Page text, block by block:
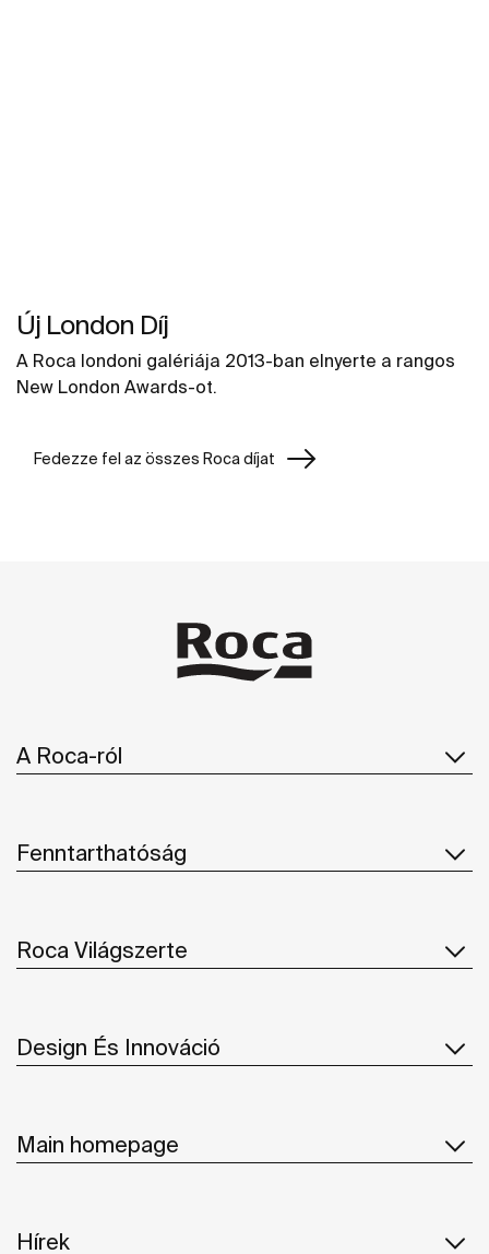
Új London Díj
A Roca londoni galériája 2013-ban elnyerte a rangos
New London Awards-ot.
Fedezze fel az összes Roca díjat
A Roca-ról
Fenntarthatóság
Roca Világszerte
Design És Innováció
Main homepage
Hírek